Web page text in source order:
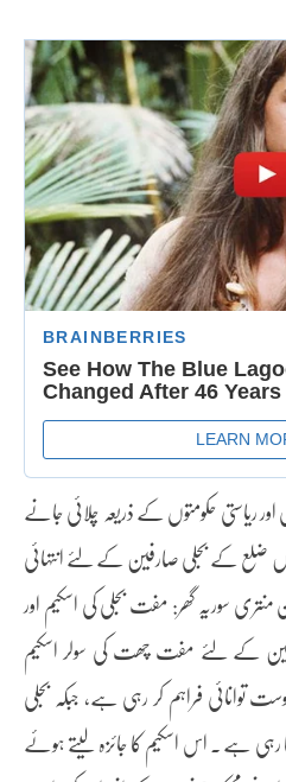
ریاستی حکومتوں کے ذریعہ چلائی جانے
ضلع کے بجلی صارفین کے لئے انتہائی
سوریہ گھر: مفت بجلی کی اسکیم اور
کے لئے مفت چھت کی سولر اسکیم
توانائی فراہم کر رہی ہے، جبکہ بجلی
رہی ہے ۔ اس اسکیم کا جائزہ لیتے ہوئے